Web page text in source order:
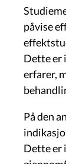
påvise
Dette er
erfarer,
På den
Dette er